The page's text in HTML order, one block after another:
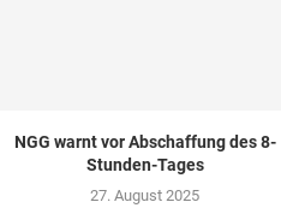
NGG warnt vor Abschaffung des 8-
Stunden-Tages
27. August 2025